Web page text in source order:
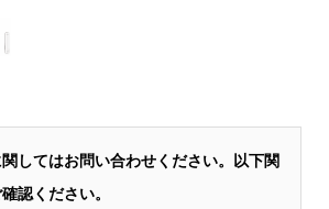
してはお問い合わせください。以下関
認ください。